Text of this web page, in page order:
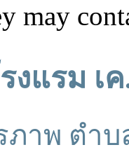
may
งแรม เ
าพ ตำบ